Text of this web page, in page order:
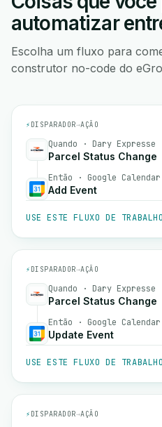
automatizar
Escolha um fluxo para
construtor no-code do
⚡ DISPARADOR→AÇÃO
Quando · Dary Expresse
Parcel Status Change
Então · Google Calendar
Add Event
USE ESTE FLUXO DE TRABALHO
⚡ DISPARADOR→AÇÃO
Quando · Dary Expresse
Parcel Status Change
Então · Google Calendar
Update Event
USE ESTE FLUXO DE TRABALHO
⚡ DISPARADOR→AÇÃO